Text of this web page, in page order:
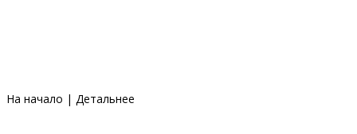
На начало | Детальнее